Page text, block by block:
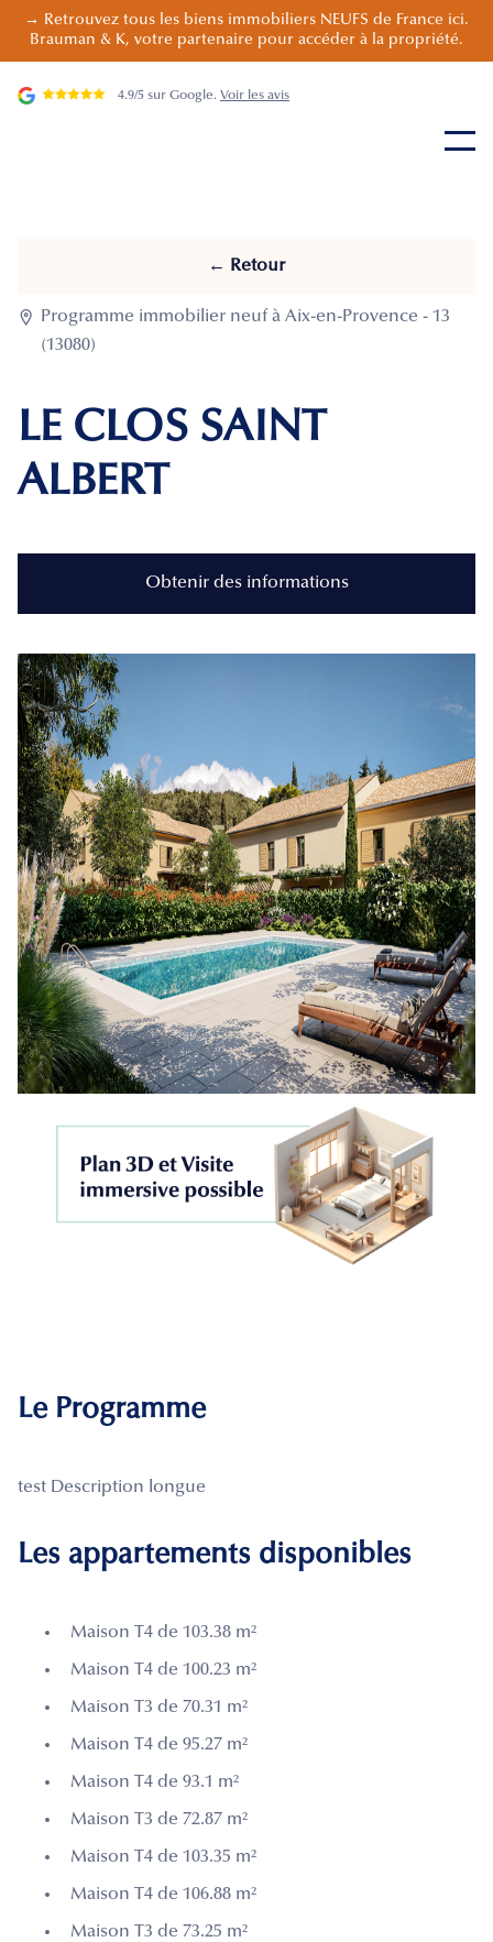
→ Retrouvez tous les biens immobiliers NEUFS de France ici.
Brauman & K, votre partenaire pour accéder à la propriété.
4.9/5 sur Google. Voir les avis
← Retour

Programme immobilier neuf à Aix-en-Provence - 13
(13080)
LE CLOS SAINT
ALBERT
Obtenir des informations
Le Programme
test Description longue
Les appartements disponibles
Maison T4 de 103.38 m²
Maison T4 de 100.23 m²
Maison T3 de 70.31 m²
Maison T4 de 95.27 m²
Maison T4 de 93.1 m²
Maison T3 de 72.87 m²
Maison T4 de 103.35 m²
Maison T4 de 106.88 m²
Maison T3 de 73.25 m²